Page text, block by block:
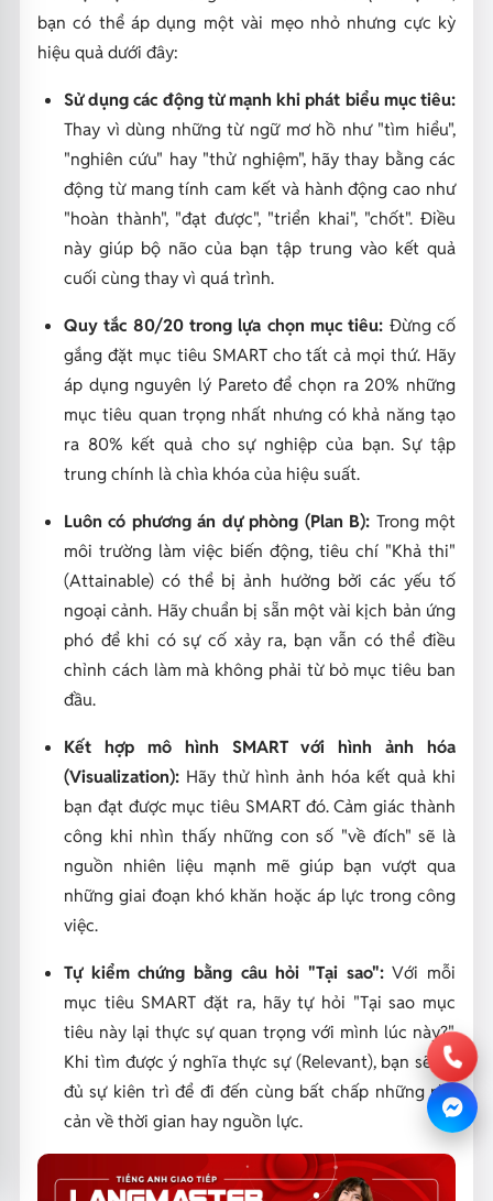
bạn có thể áp dụng một vài mẹo nhỏ nhưng cực kỳ
hiệu quả dưới đây:
Sử dụng các động từ mạnh khi phát biểu mục tiêu:
Thay vì dùng những từ ngữ mơ hồ như "tìm hiểu",
"nghiên cứu" hay "thử nghiệm", hãy thay bằng các
động từ mang tính cam kết và hành động cao như
"hoàn thành", "đạt được", "triển khai", "chốt". Điều
này giúp bộ não của bạn tập trung vào kết quả
cuối cùng thay vì quá trình.
Quy tắc 80/20 trong lựa chọn mục tiêu: Đừng cố
gắng đặt mục tiêu SMART cho tất cả mọi thứ. Hãy
áp dụng nguyên lý Pareto để chọn ra 20% những
mục tiêu quan trọng nhất nhưng có khả năng tạo
ra 80% kết quả cho sự nghiệp của bạn. Sự tập
trung chính là chìa khóa của hiệu suất.
Luôn có phương án dự phòng (Plan B): Trong một
môi trường làm việc biến động, tiêu chí "Khả thi"
(Attainable) có thể bị ảnh hưởng bởi các yếu tố
ngoại cảnh. Hãy chuẩn bị sẵn một vài kịch bản ứng
phó để khi có sự cố xảy ra, bạn vẫn có thể điều
chỉnh cách làm mà không phải từ bỏ mục tiêu ban
đầu.
Kết hợp mô hình SMART với hình ảnh hóa
(Visualization):Hãy thử hình ảnh hóa kết quả khi
bạn đạt được mục tiêu SMART đó. Cảm giác thành
công khi nhìn thấy những con số "về đích" sẽ là
nguồn nhiên liệu mạnh mẽ giúp bạn vượt qua
những giai đoạn khó khăn hoặc áp lực trong công
việc.
Tự kiểm chứng bằng câu hỏi "Tại sao":Với mỗi
mục tiêu SMART đặt ra, hãy tự hỏi "Tại sao mục
tiêu này lại thực sự quan trọng với mình lúc này?".
Khi tìm được ý nghĩa thực sự (Relevant), bạn sẽ có
đủ sự kiên trì để đi đến cùng bất chấp những rào
cản về thời gian hay nguồn lực.